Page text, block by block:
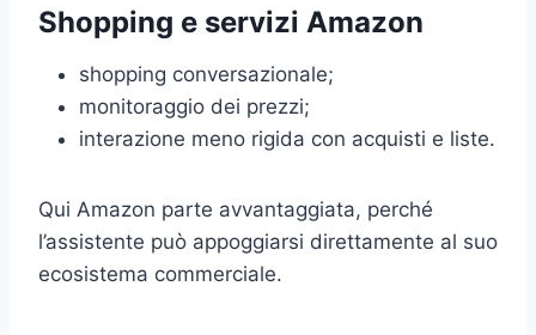
Shopping e servizi Amazon
shopping conversazionale;
monitoraggio dei prezzi;
interazione meno rigida con acquisti e liste.
Qui Amazon parte avvantaggiata, perché
l’assistente può appoggiarsi direttamente al suo
ecosistema commerciale.